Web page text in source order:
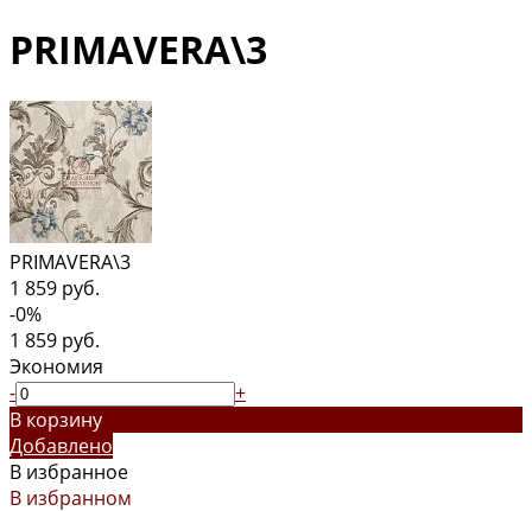
PRIMAVERA\3
PRIMAVERA\3
1 859 руб.
-0%
1 859 руб.
Экономия
-
+
В корзину
Добавлено
В избранное
В избранном